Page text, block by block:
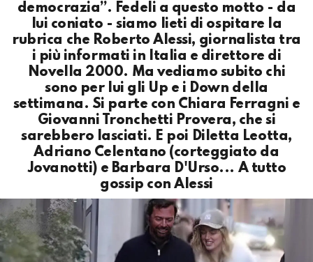
democrazia”. Fedeli a questo motto - da
lui coniato - siamo lieti di ospitare la
rubrica che Roberto Alessi, giornalista tra
i più informati in Italia e direttore di
Novella 2000. Ma vediamo subito chi
sono per lui gli Up e i Down della
settimana. Si parte con Chiara Ferragni e
Giovanni Tronchetti Provera, che si
sarebbero lasciati. E poi Diletta Leotta,
Adriano Celentano (corteggiato da
Jovanotti) e Barbara D'Urso... A tutto
gossip con Alessi